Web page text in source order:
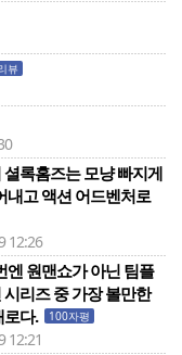
뷰
록홈즈는 모냥 빠지게
내고 액션 어드벤처로
12:26
엔 원맨쇼가 아닌 팀플
리즈 중 가장 볼만한
로다.
100자평
12:21